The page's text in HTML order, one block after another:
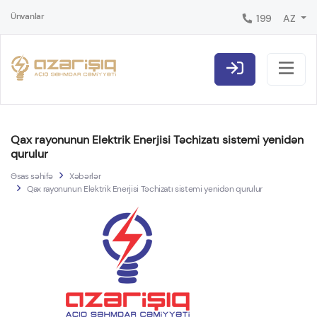
Ünvanlar 199 AZ
Qax rayonunun Elektrik Enerjisi Təchizatı sistemi yenidən
qurulur
Əsas səhifə
Xəbərlər
Qax rayonunun Elektrik Enerjisi Təchizatı sistemi yenidən qurulur